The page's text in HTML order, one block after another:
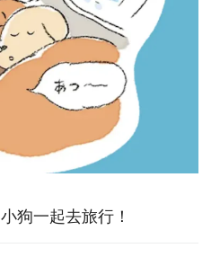
狗一起去旅行！